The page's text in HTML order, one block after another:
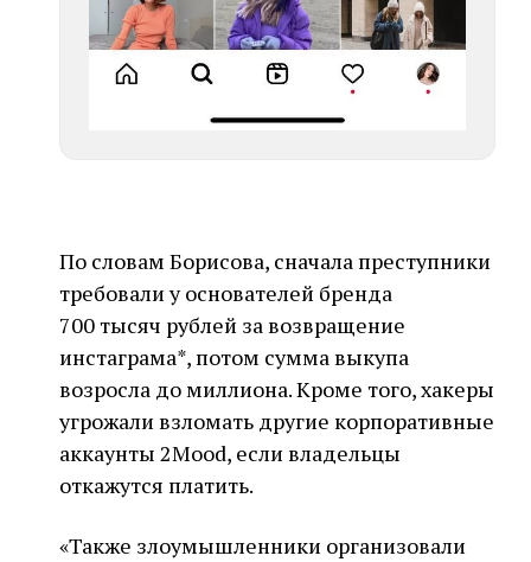
По словам Борисова, сначала преступники
требовали у основателей бренда
700 тысяч рублей за возвращение
инстаграма*, потом сумма выкупа
возросла до миллиона. Кроме того, хакеры
угрожали взломать другие корпоративные
аккаунты 2Mood, если владельцы
откажутся платить.
«Также злоумышленники организовали